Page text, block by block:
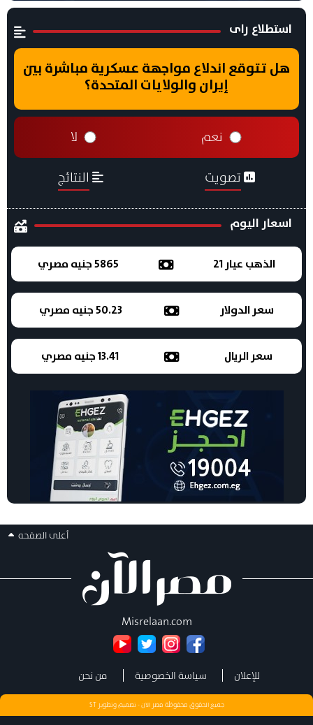
استطلاع راى
هل تتوقع اندلاع مواجهة عسكرية مباشرة بين
إيران والولايات المتحدة؟
نعم لا
تصويت النتائج
اسعار اليوم
الذهب عيار 21 5865 جنيه مصري
سعر الدولار 50.23 جنيه مصري
سعر الريال 13.41 جنيه مصري
أعلى الصفحه
Misrelaan.com
للإعلان سياسة الخصوصية من نحن
جميع الحقوق محفوظة مصر الان - تصميم وتطويرST